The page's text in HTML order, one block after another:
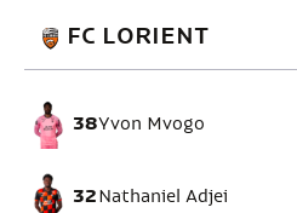
FC LORIENT
38Yvon Mvogo
32 Nathaniel Adjei